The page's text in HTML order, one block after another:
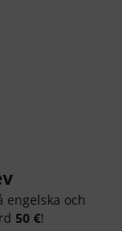
engelska och
50 €!